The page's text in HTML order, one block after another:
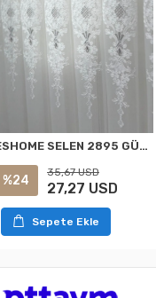
NİVEMESHOME SELEN 2895 GÜMÜŞ 1/2,5 PİLELİ TÜL PERDE APM
%24
35,67 USD
27,27 USD
Sepete Ekle